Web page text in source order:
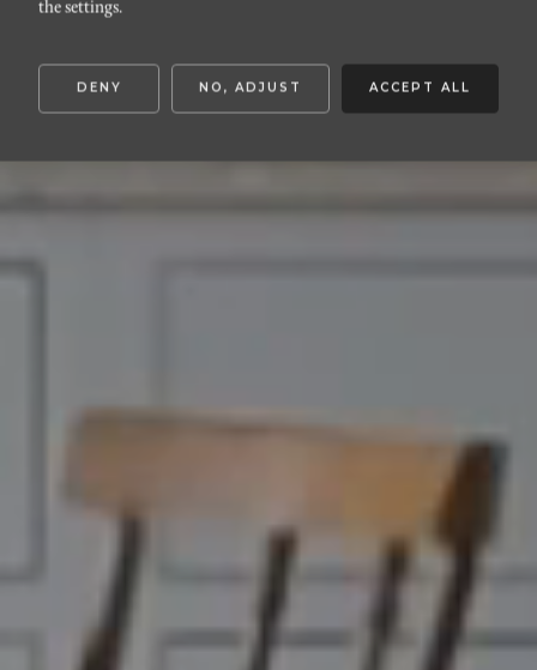
Föreningsgatan 61
the settings.
DENY NO, ADJUST ACCEPT ALL